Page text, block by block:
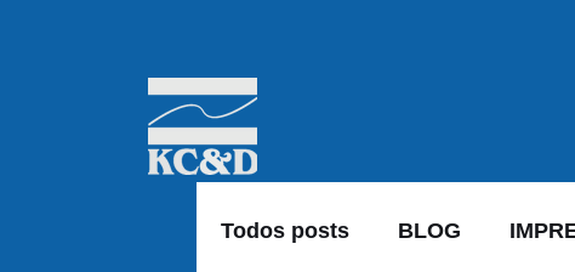
Todos posts BLOG